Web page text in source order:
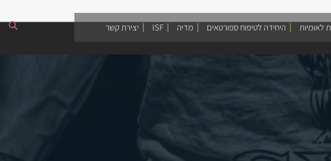
לאומיות היחידה לטיפוח ספורטאים מדיה ISF יצירת קשר